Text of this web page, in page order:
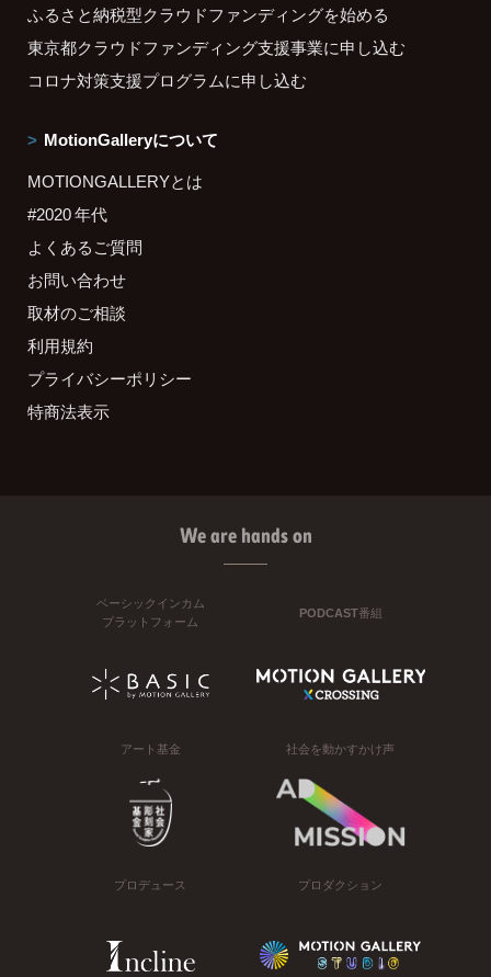
ふるさと納税型クラウドファンディングを始める
東京都クラウドファンディング支援事業に申し込む
コロナ対策支援プログラムに申し込む
MotionGalleryについて
MOTIONGALLERYとは
#2020 年代
よくあるご質問
お問い合わせ
取材のご相談
利用規約
プライバシーポリシー
特商法表示
We are hands on
ベーシックインカム
プラットフォーム
PODCAST番組
アート基金 社会を動かすかけ声
プロデュース プロダクション